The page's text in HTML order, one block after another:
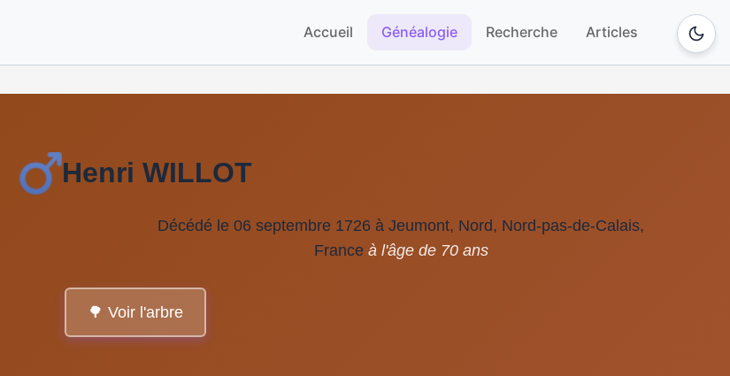
Accueil Généalogie Recherche Articles
Henri WILLOT
Décédé le 06 septembre 1726 à Jeumont, Nord, Nord-pas-de-Calais,
France à l'âge de 70 ans
🌳 Voir l'arbre